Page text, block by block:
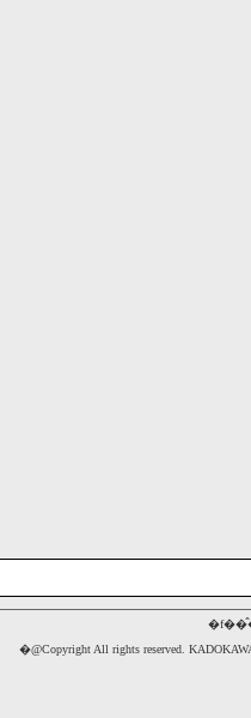
�@Copyright All rights reserved.